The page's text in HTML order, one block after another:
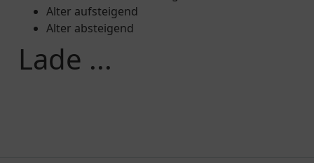
Alter aufsteigend
Alter absteigend
Lade ...